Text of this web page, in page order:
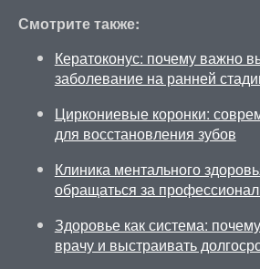
Смотрите также:
Кератоконус: почему важно
заболевание на ранней
Циркониевые коронки:
для восстановления зубов
Клиника ментального
обращаться за
Здоровье как система:
врачу и выстраивать